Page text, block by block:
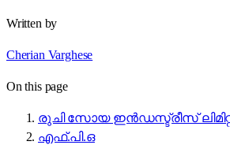
Written by
Cherian Varghese
On this page
രുചി സോയ ഇൻഡസ്ട്രീസ്
എഫ്.പി.ഒ